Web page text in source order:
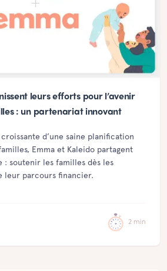
leurs efforts pour l’avenir
: un partenariat innovant
d’une saine planification
Emma et Kaleido partagent
: soutenir les familles dès les
leur parcours financier.
2 min